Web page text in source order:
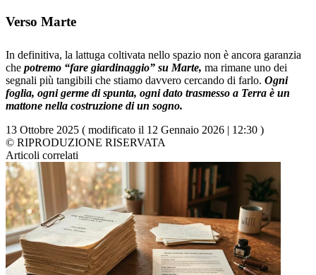
Verso Marte
In definitiva, la lattuga coltivata nello spazio non è ancora garanzia
che potremo “fare giardinaggio” su Marte, ma rimane uno dei
segnali più tangibili che stiamo davvero cercando di farlo. Ogni
foglia, ogni germe di spunta, ogni dato trasmesso a Terra è un
mattone nella costruzione di un sogno.
13 Ottobre 2025 ( modificato il 12 Gennaio 2026 | 12:30 )
© RIPRODUZIONE RISERVATA
Articoli correlati